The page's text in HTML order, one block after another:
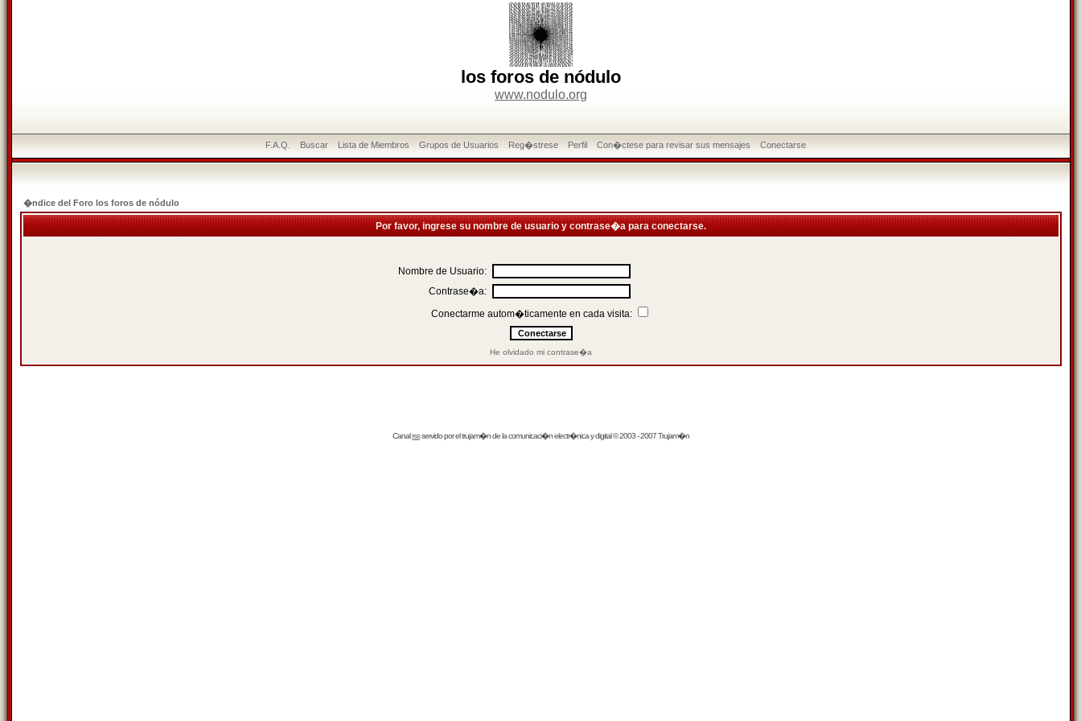
los foros de nódulo
www.nodulo.org
F.A.Q. Buscar Lista de Miembros Grupos de Usuarios Reg�strese Perfil Con�ctese para revisar sus mensajes Conectarse
�ndice del Foro los foros de nódulo
Por favor, ingrese su nombre de usuario y contrase�a para conectarse.
Nombre de Usuario:
Contrase�a:
Conectarme autom�ticamente en cada visita:
He olvidado mi contrase�a
Canalrssservido por eltrujam�nde la comunicaci�n electr�nica y digital © 2003 - 2007 Trujam�n